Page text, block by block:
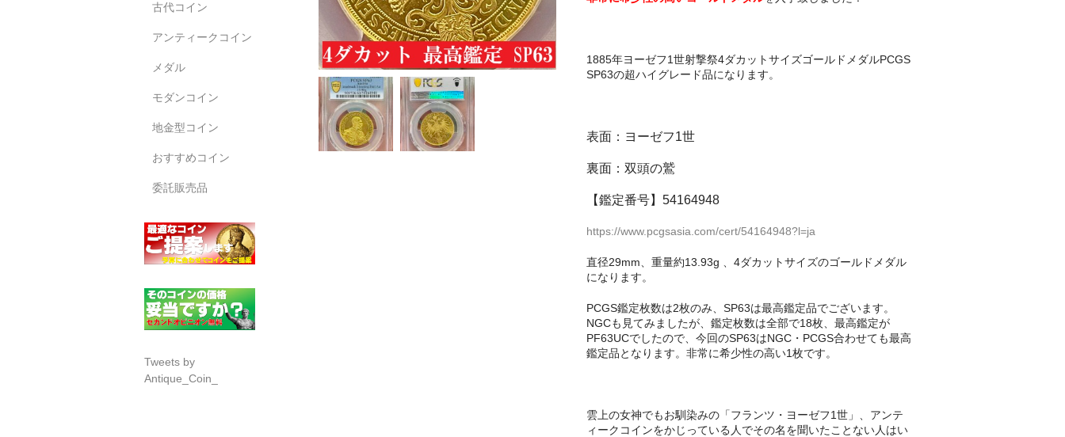
古代コイン
アンティークコイン
メダル
モダンコイン
地金型コイン
おすすめコイン
委託販売品
Tweets by
Antique_Coin_
1885年ヨーゼフ1世射撃祭4ダカットサイズゴールドメダルPCGS
SP63の超ハイグレード品になります。
表面：ヨーゼフ1世
裏面：双頭の鷲
【鑑定番号】54164948
https://www.pcgsasia.com/cert/54164948?l=ja
直径29mm、重量約13.93g 、4ダカットサイズのゴールドメダル
になります。
PCGS鑑定枚数は2枚のみ、SP63は最高鑑定品でございます。
NGCも見てみましたが、鑑定枚数は全部で18枚、最高鑑定が
PF63UCでしたので、今回のSP63はNGC・PCGS合わせても最高
鑑定品となります。非常に希少性の高い1枚です。
雲上の女神でもお馴染みの「フランツ・ヨーゼフ1世」、アンテ
ィークコインをかじっている人でその名を聞いたことない人はい